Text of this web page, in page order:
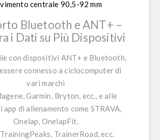
centrale 90,5-92 mm
Bluetooth e ANT+ –
i Dati su Più Dispositivi
con dispositivi ANT+ e Bluetooth,
connesso a ciclocomputer di
vari marchi
,Garmin, Bryton, ecc., e alle
app di allenamento come STRAVA,
Onelap, OnelapFit,
TrainingPeaks, TrainerRoad, ecc.